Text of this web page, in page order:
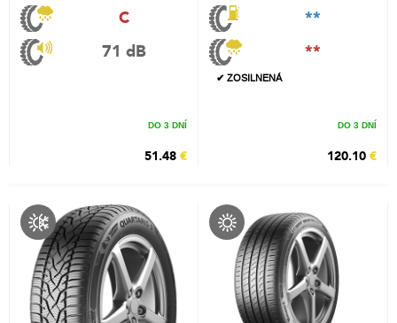
C
71 dB
DO 3 DNÍ
51.48 €
**
**
✔ ZOSILNENÁ
DO 3 DNÍ
120.10 €